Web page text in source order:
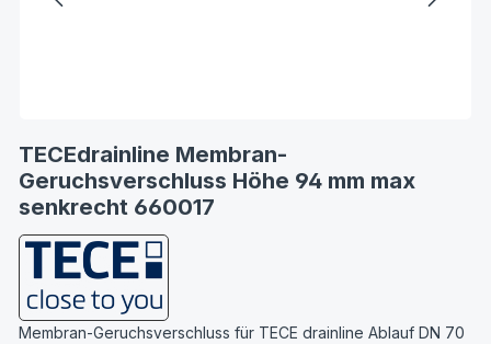
TECEdrainline Membran-
Geruchsverschluss Höhe 94 mm max
senkrecht 660017
Membran-Geruchsverschluss für TECE drainline Ablauf DN 70